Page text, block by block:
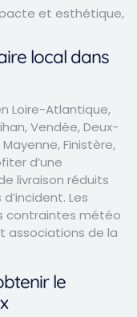
et esthétique,
local dans
Loire-Atlantique,
Vendée, Deux-
Finistère,
d’une
livraison réduits
Les
contraintes météo
associations de la
le